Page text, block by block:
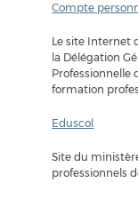
Compte
Le site Internet
la Délégation
Professionnelle
formation
Eduscol
Site du
professionnels